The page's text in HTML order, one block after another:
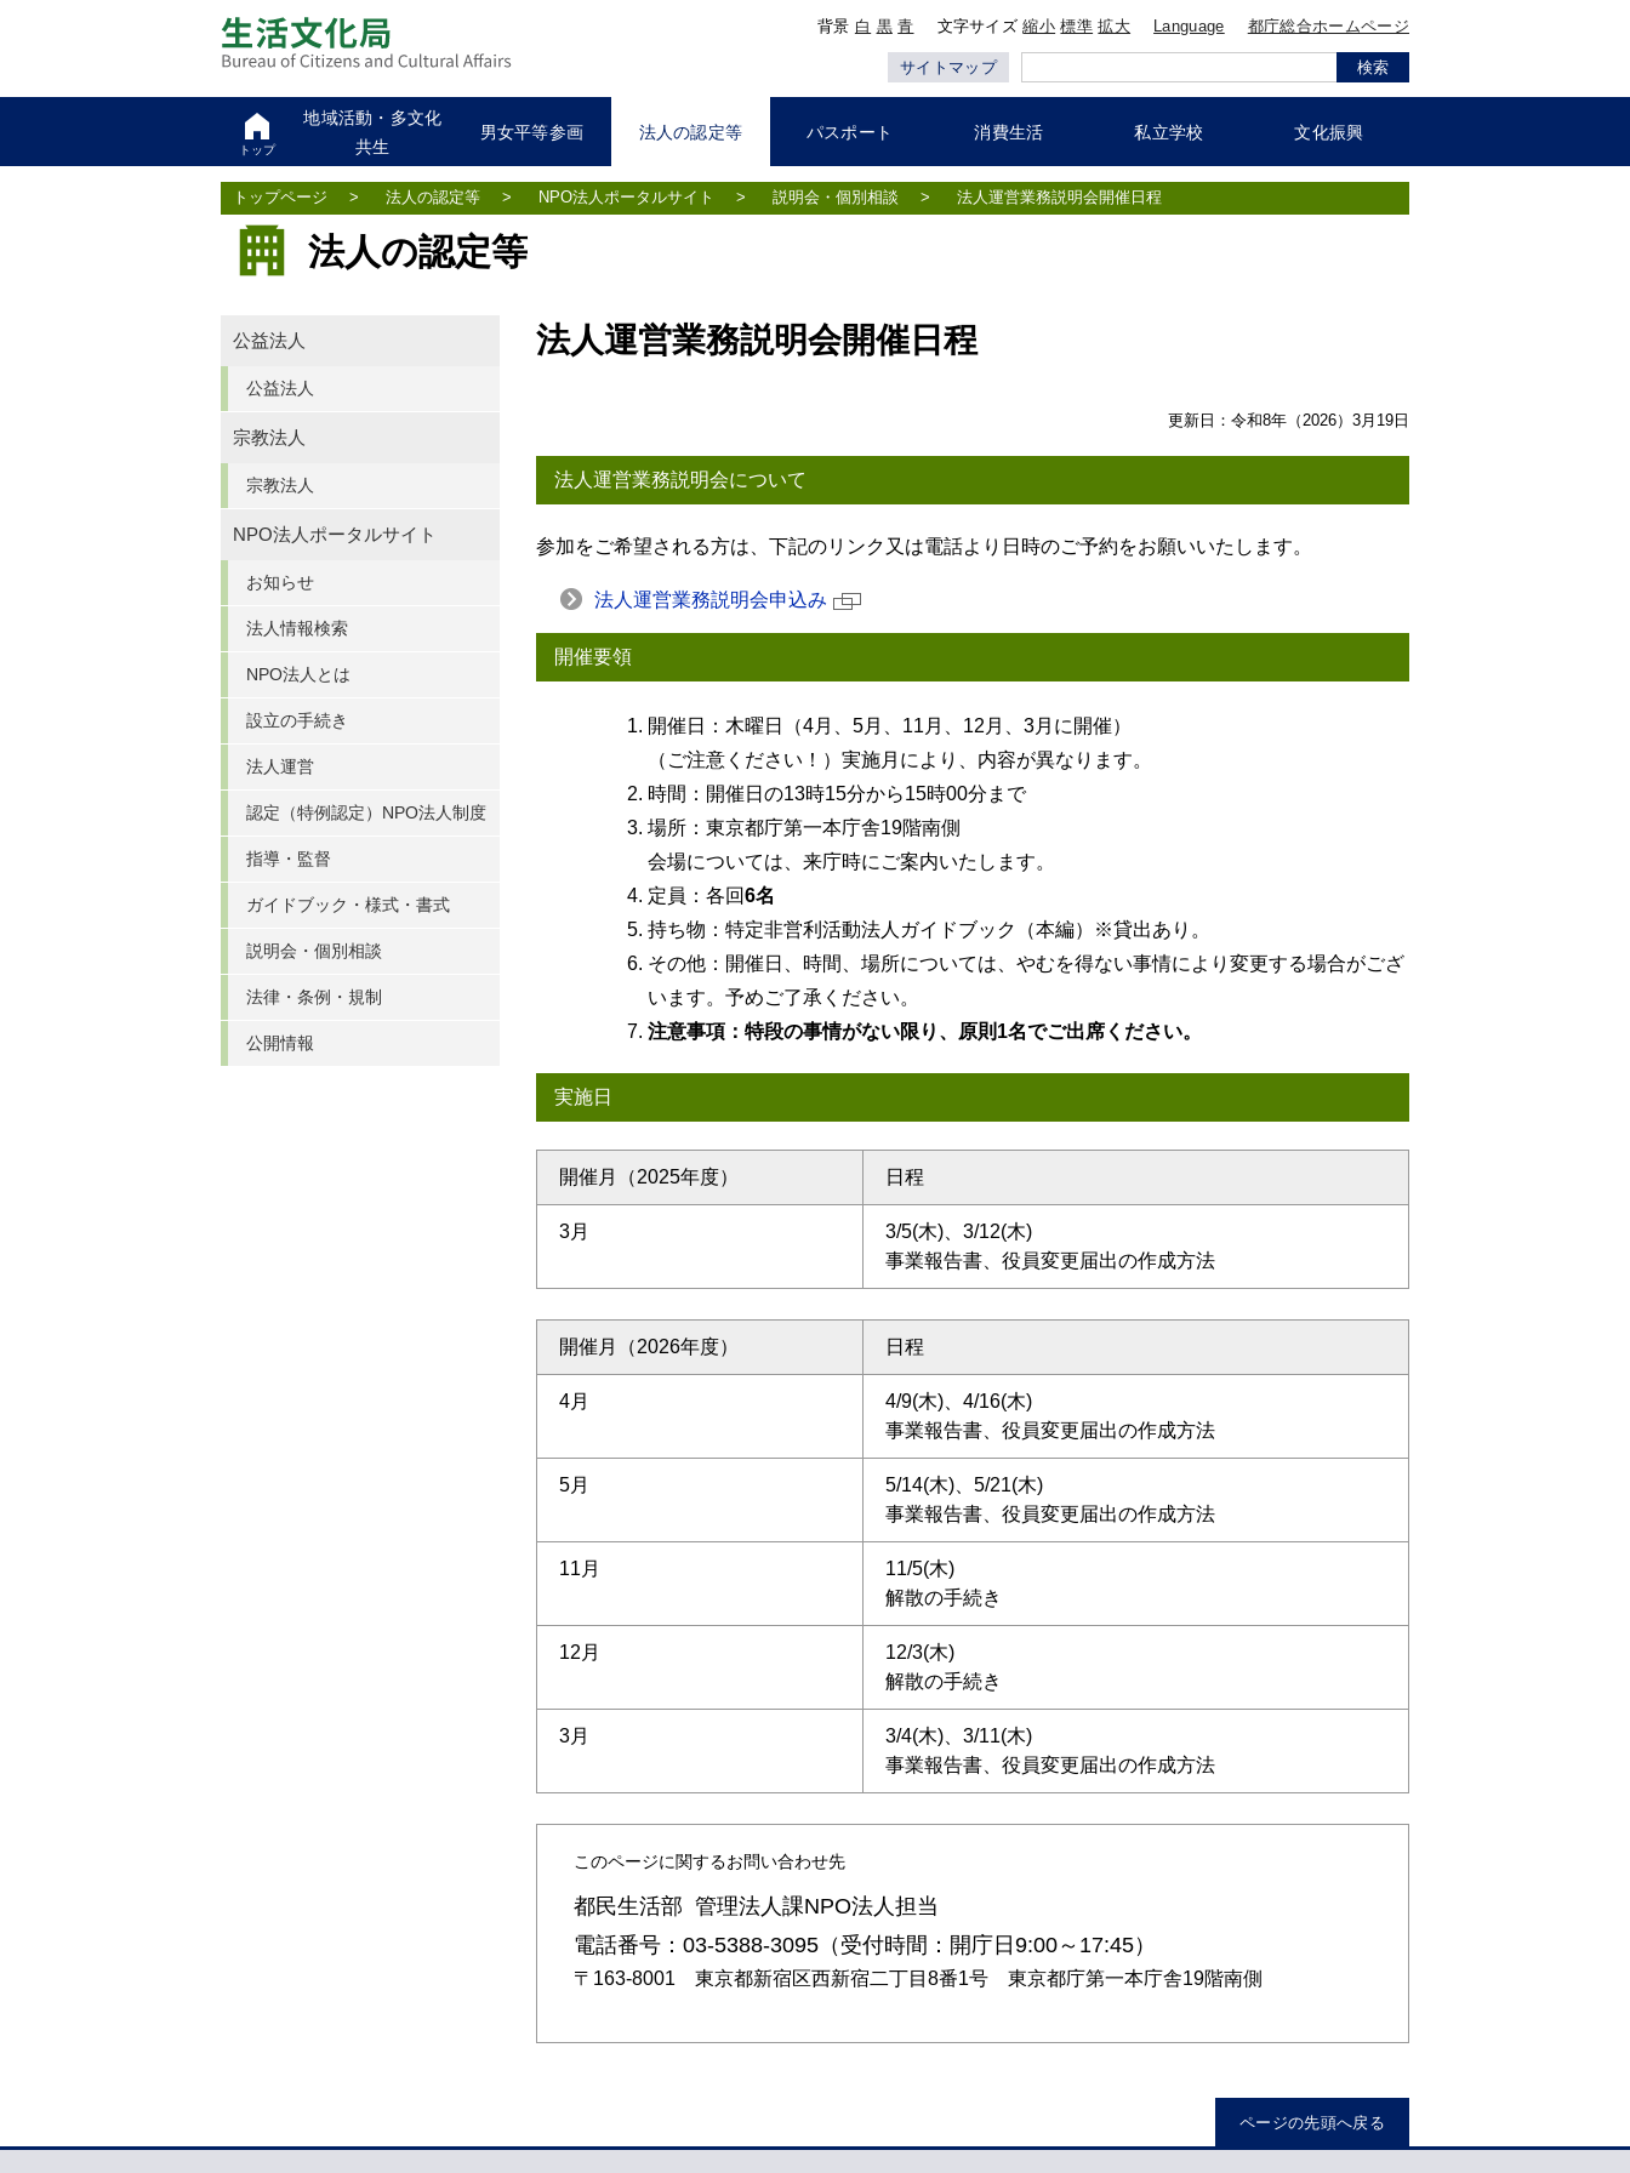
背景 白 黒 青 文字サイズ縮小 標準 拡大 Language 都庁総合ホームページ
サイトマップ
トップ
地域活動・多文化
共生
男女平等参画 法人の認定等 パスポート 消費生活 私立学校 文化振興
トップページ > 法人の認定等 > NPO法人ポータルサイト > 説明会・個別相談 > 法人運営業務説明会開催日程
法人の認定等
法人運営業務説明会開催日程
更新日：令和8年（2026）3月19日
法人運営業務説明会について
参加をご希望される方は、下記のリンク又は電話より日時のご予約をお願いいたします。
法人運営業務説明会申込み
開催要領
開催日：木曜日（4月、5月、11月、12月、3月に開催）
（ご注意ください！）実施月により、内容が異なります。
時間：開催日の13時15分から15時00分まで
場所：東京都庁第一本庁舎19階南側
会場については、来庁時にご案内いたします。
定員：各回6名
持ち物：特定非営利活動法人ガイドブック（本編）※貸出あり。
その他：開催日、時間、場所については、やむを得ない事情により変更する場合がござ
います。予めご了承ください。
注意事項：特段の事情がない限り、原則1名でご出席ください。
実施日
開催月（2025年度） 日程
3月
3/5(木)、3/12(木)
事業報告書、役員変更届出の作成方法
開催月（2026年度） 日程
4月
4/9(木)、4/16(木)
事業報告書、役員変更届出の作成方法
5月
5/14(木)、5/21(木)
事業報告書、役員変更届出の作成方法
11月
11/5(木)
解散の手続き
12月
12/3(木)
解散の手続き
3月
3/4(木)、3/11(木)
事業報告書、役員変更届出の作成方法
このページに関するお問い合わせ先
都民生活部 管理法人課NPO法人担当
電話番号：03-5388-3095（受付時間：開庁日9:00～17:45）
〒163-8001 東京都新宿区西新宿二丁目8番1号 東京都庁第一本庁舎19階南側
公益法人
公益法人
宗教法人
宗教法人
NPO法人ポータルサイト
お知らせ
法人情報検索
NPO法人とは
設立の手続き
法人運営
認定（特例認定）NPO法人制度
指導・監督
ガイドブック・様式・書式
説明会・個別相談
法律・条例・規制
公開情報
ページの先頭へ戻る